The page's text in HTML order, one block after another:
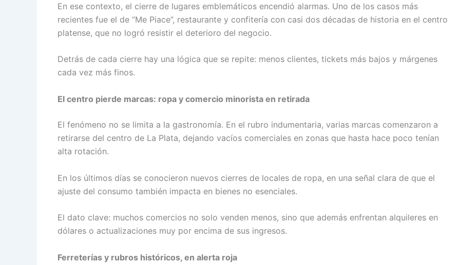
En ese contexto, el cierre de lugares emblemáticos encendió alarmas. Uno de los casos más
recientes fue el de “Me Piace”, restaurante y confitería con casi dos décadas de historia en el centro
platense, que no logró resistir el deterioro del negocio.
Detrás de cada cierre hay una lógica que se repite: menos clientes, tickets más bajos y márgenes
cada vez más finos.
El centro pierde marcas: ropa y comercio minorista en retirada
El fenómeno no se limita a la gastronomía. En el rubro indumentaria, varias marcas comenzaron a
retirarse del centro de La Plata, dejando vacíos comerciales en zonas que hasta hace poco tenían
alta rotación.
En los últimos días se conocieron nuevos cierres de locales de ropa, en una señal clara de que el
ajuste del consumo también impacta en bienes no esenciales.
El dato clave: muchos comercios no solo venden menos, sino que además enfrentan alquileres en
dólares o actualizaciones muy por encima de sus ingresos.
Ferreterías y rubros históricos, en alerta roja